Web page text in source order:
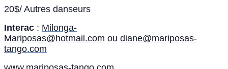
20$/ Autres danseurs
Interac : Milonga-
Mariposas@hotmail.com ou diane@mariposas-
tango.com